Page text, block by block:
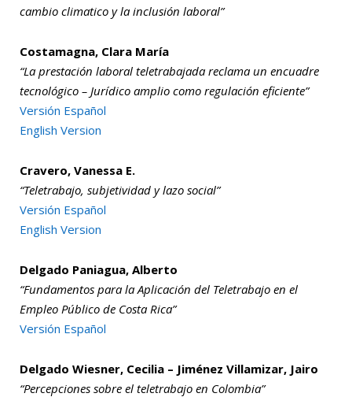
cambio climatico y la inclusión laboral”
Costamagna, Clara María
“La prestación laboral teletrabajada reclama un encuadre
tecnológico – Jurídico amplio como regulación eficiente”
Versión Español
English Version
Cravero, Vanessa E.
“Teletrabajo, subjetividad y lazo social”
Versión Español
English Version
Delgado Paniagua, Alberto
“Fundamentos para la Aplicación del Teletrabajo en el
Empleo Público de Costa Rica”
Versión Español
Delgado Wiesner, Cecilia – Jiménez Villamizar, Jairo
“Percepciones sobre el teletrabajo en Colombia”